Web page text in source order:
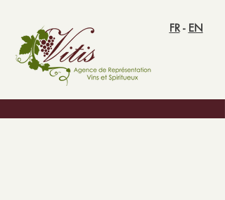
FR- EN